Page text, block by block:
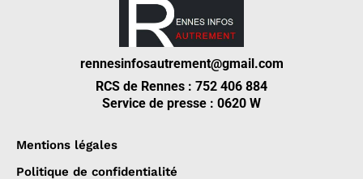
rennesinfosautrement@gmail.com
RCS de Rennes : 752 406 884
Service de presse : 0620 W
Mentions légales
Politique de confidentialité